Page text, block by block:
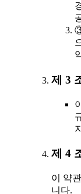
제 3
제 4
이 약
니다.